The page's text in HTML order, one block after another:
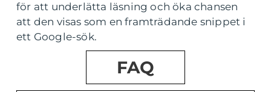
för att underlätta läsning och öka chansen
att den visas som en framträdande snippet i
ett Google-sök.
FAQ